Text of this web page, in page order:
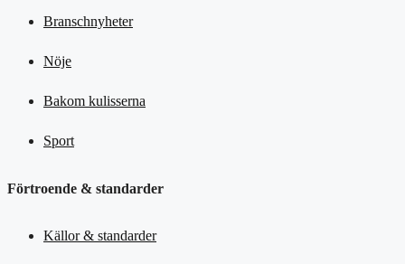
Branschnyheter
Nöje
Bakom kulisserna
Sport
Förtroende & standarder
Källor & standarder